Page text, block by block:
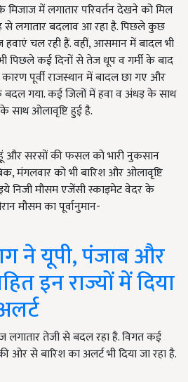
में लगातार परिवर्तन देखने को मिल
से लगातार बदलाव आ रहा है. पिछले कुछ
हवाएं चल रही हैं. वहीं, आसमान में बादल भी
पिछले कई दिनों से तेज धूप व गर्मी के बाद
कारण पूर्वी राजस्थान में बादल छा गए और
गया. कई जिलों में हवा व अंधड़ के साथ
के साथ ओलावृष्टि हुई है.
और सरसों की फसल को भारी नुकसान
मंगलवार को भी बारिश और ओलावृष्टि
निजी मौसम एजेंसी स्काइमेट वेदर के
मौसम का पूर्वानुमान-
ने यूपी, पंजाब और
इन राज्यों में दिया
लगातार तेजी से बदल रहा है. विगत कई
ओर से बारिश का अलर्ट भी दिया जा रहा है.